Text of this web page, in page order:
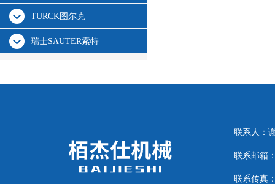
TURCK图尔克
瑞士SAUTER索特
联系人：
联系邮箱
联系传真